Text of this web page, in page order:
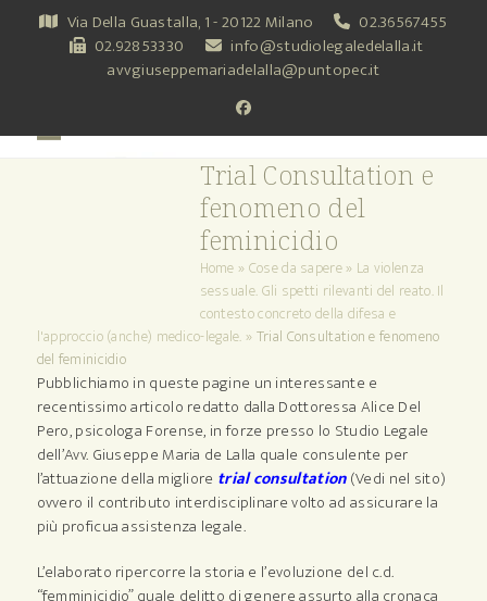
Via Della Guastalla, 1 - 20122 Milano
02.36567455
02.92853330
info@studiolegaledelalla.it
avvgiuseppemariadelalla@puntopec.it
Facebook
Trial Consultation e
fenomeno del
feminicidio
Home »Cose da sapere» La violenza
sessuale. Gli spetti rilevanti del reato. Il
contesto concreto della difesa e
l'approccio (anche) medico-legale. »Trial Consultation e fenomeno
del feminicidio
Pubblichiamo in queste pagine un interessante e
recentissimo articolo redatto dalla Dottoressa Alice Del
Pero, psicologa Forense, in forze presso lo Studio Legale
dell’Avv. Giuseppe Maria de Lalla quale consulente per
l’attuazione della migliore trial consultation(Vedi nel sito)
ovvero il contributo interdisciplinare volto ad assicurare la
più proficua assistenza legale.
L’elaborato ripercorre la storia e l’evoluzione del c.d.